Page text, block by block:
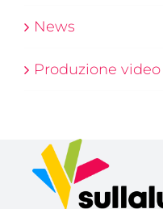
News
Produzione video